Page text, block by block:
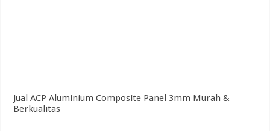
Jual ACP Aluminium Composite Panel 3mm Murah &
Berkualitas